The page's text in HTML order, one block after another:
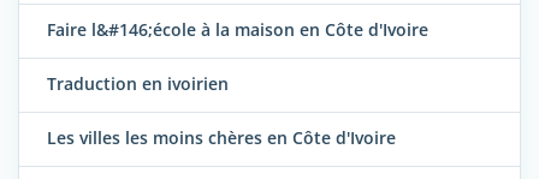
Faire l&#146;école à la maison en Côte d'Ivoire
Traduction en ivoirien
Les villes les moins chères en Côte d'Ivoire